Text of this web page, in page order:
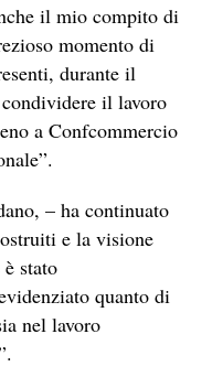
il mio compito di
momento di
durante il
il lavoro
a Confcommercio
– ha continuato
e la visione
stato
quanto di
nel lavoro